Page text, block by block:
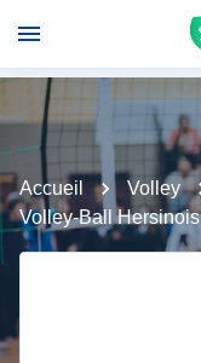
Accueil Volley
Volley-Ball Hersinois